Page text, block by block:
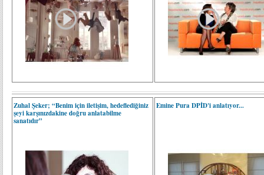
Zuhal Şeker; “Benim için iletişim, hedeflediğiniz
şeyi karşınızdakine doğru anlatabilme
sanatıdır”
Emine Pura DPİD'i anlatıyor...